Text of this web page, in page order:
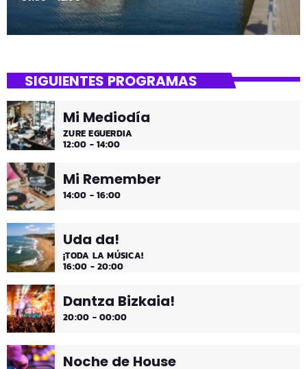
SIGUIENTES PROGRAMAS
Mi Mediodía
ZURE EGUERDIA
12:00 - 14:00
Mi Remember
14:00 - 16:00
Uda da!
¡TODA LA MÚSICA!
16:00 - 20:00
Dantza Bizkaia!
20:00 - 00:00
Noche de House